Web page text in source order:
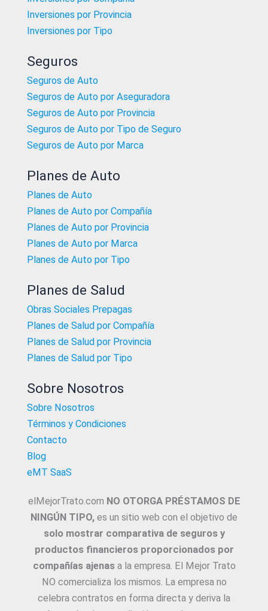
Inversiones por Provincia
Inversiones por Tipo
Seguros
Seguros de Auto
Seguros de Auto por Aseguradora
Seguros de Auto por Provincia
Seguros de Auto por Tipo de Seguro
Seguros de Auto por Marca
Planes de Auto
Planes de Auto
Planes de Auto por Compañía
Planes de Auto por Provincia
Planes de Auto por Marca
Planes de Auto por Tipo
Planes de Salud
Obras Sociales Prepagas
Planes de Salud por Compañía
Planes de Salud por Provincia
Planes de Salud por Tipo
Sobre Nosotros
Sobre Nosotros
Términos y Condiciones
Contacto
Blog
eMT SaaS
elMejorTrato.com NO OTORGA PRÉSTAMOS DE
NINGÚN TIPO, es un sitio web con el objetivo de
solo mostrar comparativa de seguros y
productos financieros proporcionados por
compañías ajenasa la empresa. El Mejor Trato
NO comercializa los mismos. La empresa no
celebra contratos en forma directa y deriva la